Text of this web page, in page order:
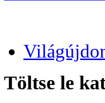
Töltse le